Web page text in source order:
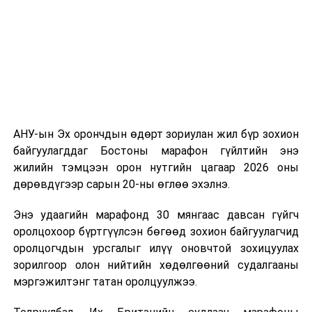
АНУ-ын Эх орончдын өдөрт зориулан жил бүр зохион
байгуулагддаг Бостоны марафон гүйлтийн энэ
жилийн тэмцээн орон нутгийн цагаар 2026 оны
дөрөвдүгээр сарын 20-ны өглөө эхэлнэ.
Энэ удаагийн марафонд 30 мянгаас давсан гүйгч
оролцохоор бүртгүүлсэн бөгөөд зохион байгуулагчид
оролцогчдын урсгалыг илүү оновчтой зохицуулах
зорилгоор олон нийтийн хөдөлгөөний судалгааны
мэргэжилтэнг татан оролцуулжээ.